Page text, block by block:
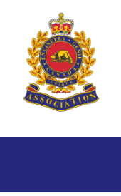
Skip to main content